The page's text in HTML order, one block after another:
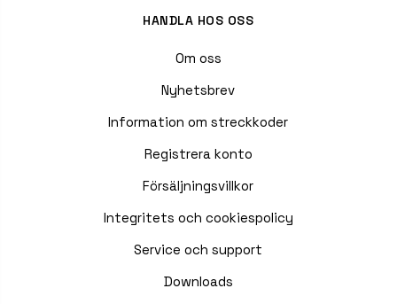
HANDLA HOS OSS
Om oss
Nyhetsbrev
Information om streckkoder
Registrera konto
Försäljningsvillkor
Integritets och cookiespolicy
Service och support
Downloads